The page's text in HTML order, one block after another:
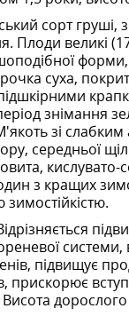
сорт груші,
Плоди великі
суха,
знімання
зі
середньої
кислувато-
з кращих
, підвищує
прискорює
дорослого